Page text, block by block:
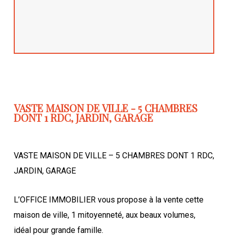
VASTE MAISON DE VILLE - 5 CHAMBRES
DONT 1 RDC, JARDIN, GARAGE
VASTE MAISON DE VILLE – 5 CHAMBRES DONT 1 RDC,
JARDIN, GARAGE
L’OFFICE IMMOBILIER vous propose à la vente cette
maison de ville, 1 mitoyenneté, aux beaux volumes,
idéal pour grande famille.